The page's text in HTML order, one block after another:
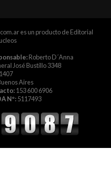
es un producto de Editorial
Roberto D´Anna
José Bustillo 3348
Aires
153 600 6906
Nº:5117493